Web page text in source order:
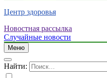
Центр здоровья
Новостная рассылка
Случайные новости
Меню
Найти: